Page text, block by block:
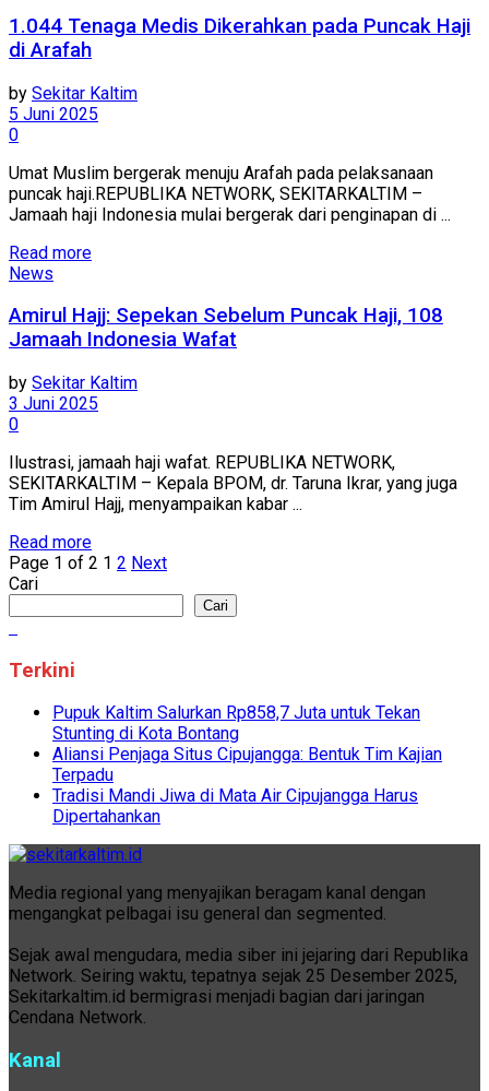
1.044 Tenaga Medis Dikerahkan pada Puncak Haji
di Arafah
by Sekitar Kaltim
5 Juni 2025
0
Umat Muslim bergerak menuju Arafah pada pelaksanaan
puncak haji.REPUBLIKA NETWORK, SEKITARKALTIM –
Jamaah haji Indonesia mulai bergerak dari penginapan di ...
Read more
News
Amirul Hajj: Sepekan Sebelum Puncak Haji, 108
Jamaah Indonesia Wafat
by Sekitar Kaltim
3 Juni 2025
0
Ilustrasi, jamaah haji wafat. REPUBLIKA NETWORK,
SEKITARKALTIM – Kepala BPOM, dr. Taruna Ikrar, yang juga
Tim Amirul Hajj, menyampaikan kabar ...
Read more
Page 1 of 2 1 2 Next
Cari
Cari
Terkini
Pupuk Kaltim Salurkan Rp858,7 Juta untuk Tekan
Stunting di Kota Bontang
Aliansi Penjaga Situs Cipujangga: Bentuk Tim Kajian
Terpadu
Tradisi Mandi Jiwa di Mata Air Cipujangga Harus
Dipertahankan
Media regional yang menyajikan beragam kanal dengan
mengangkat pelbagai isu general dan segmented.
Sejak awal mengudara, media siber ini jejaring dari Republika
Network. Seiring waktu, tepatnya sejak 25 Desember 2025,
Sekitarkaltim.id bermigrasi menjadi bagian dari jaringan
Cendana Network.
Kanal